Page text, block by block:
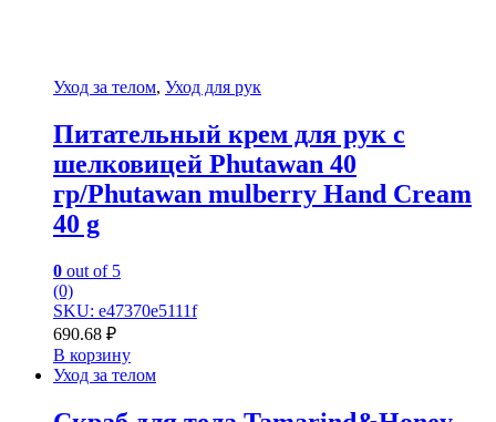
Уход за телом, Уход для рук
Питательный крем для рук c
шелковицей Phutawan 40
гр/Phutawan mulberry Hand Cream
40 g
0 out of 5
(0)
SKU: e47370e5111f
690.68 ₽
В корзину
Уход за телом